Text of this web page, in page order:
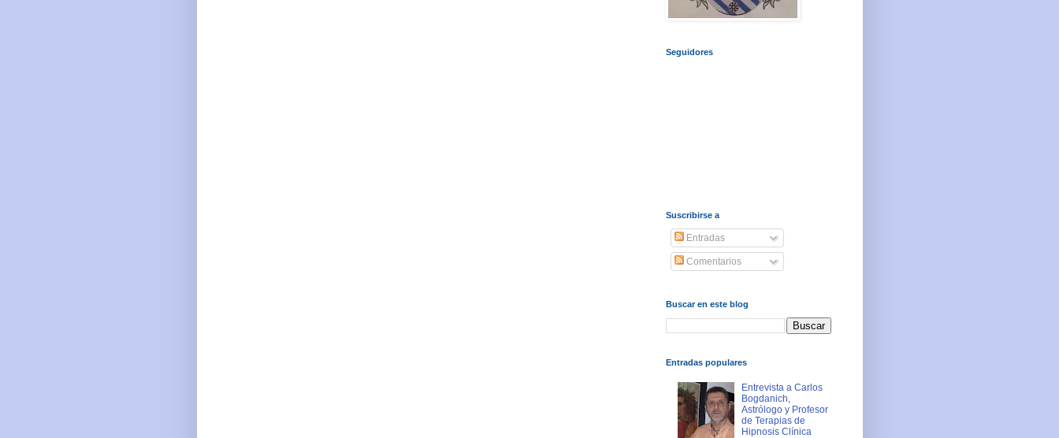
Seguidores
Suscribirse a
Entradas
Comentarios
Buscar en este blog
Entradas populares
Entrevista a Carlos
Bogdanich,
Astrólogo y Profesor
de Terapias de
Hipnosis Clínica